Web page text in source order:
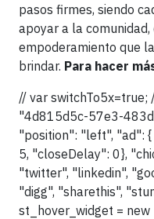
pasos firmes, siendo
apoyar a la
empoderamiento que
brindar. Para hacer
// var
"4d815d5c-57e3-
"position": "left", "ad":
5, "closeDelay": 0},
"twitter", "linkedin",
"digg", "sharethis",
st_hover_widget = new